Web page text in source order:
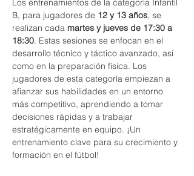
Los entrenamientos de la categoría Infantil
B, para jugadores de 12 y 13 años, se
realizan cada martes y jueves de 17:30 a
18:30. Estas sesiones se enfocan en el
desarrollo técnico y táctico avanzado, así
como en la preparación física. Los
jugadores de esta categoría empiezan a
afianzar sus habilidades en un entorno
más competitivo, aprendiendo a tomar
decisiones rápidas y a trabajar
estratégicamente en equipo. ¡Un
entrenamiento clave para su crecimiento y
formación en el fútbol!